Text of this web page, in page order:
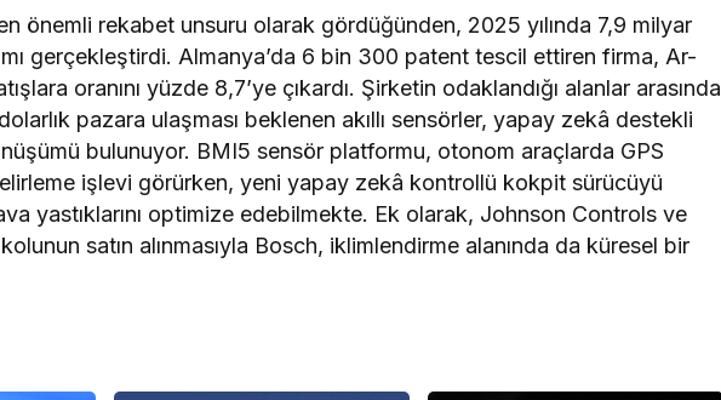
önemli rekabet unsuru olarak gördüğünden, 2025 yılında 7,9 milyar
gerçekleştirdi. Almanya’da 6 bin 300 patent tescil ettiren firma, Ar-
oranını yüzde 8,7’ye çıkardı. Şirketin odaklandığı alanlar arasında
pazara ulaşması beklenen akıllı sensörler, yapay zekâ destekli
bulunuyor. BMI5 sensör platformu, otonom araçlarda GPS
işlevi görürken, yeni yapay zekâ kontrollü kokpit sürücüyü
yastıklarını optimize edebilmekte. Ek olarak, Johnson Controls ve
satın alınmasıyla Bosch, iklimlendirme alanında da küresel bir